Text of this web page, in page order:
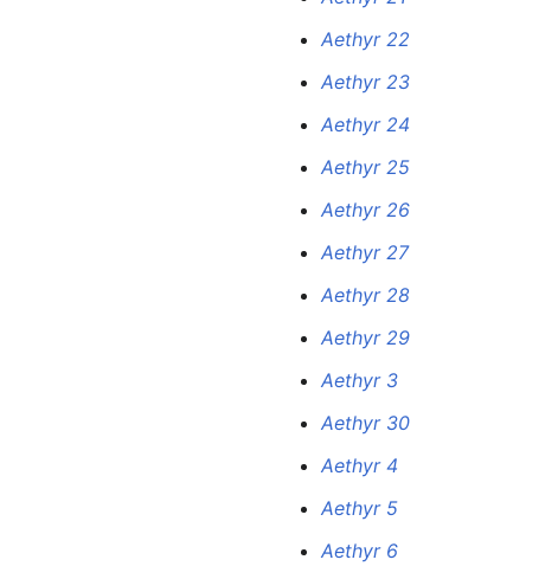
Aethyr 22
Aethyr 23
Aethyr 24
Aethyr 25
Aethyr 26
Aethyr 27
Aethyr 28
Aethyr 29
Aethyr 3
Aethyr 30
Aethyr 4
Aethyr 5
Aethyr 6